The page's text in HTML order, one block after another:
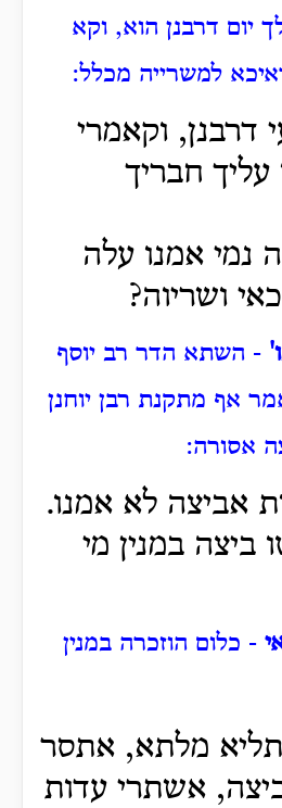
יום דרבנן הוא, וקא
למשרייה מכלל:
דרבנן, וקאמרי
עליך חבריך
נמי אמנו עלה
ושריוה?
- השתא הדר רב יוסף
אף מתקנת רבן יוחנן
אסורה:
אביצה לא אמנו.
ביצה במנין מי
- כלום הוזכרה במנין
מלתא, אתסר
אשתרי עדות